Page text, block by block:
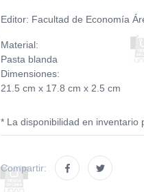
Editor: Facultad de Economía
Material:
Pasta blanda
Dimensiones:
21.5 cm x 17.8 cm x 2.5 cm
* La disponibilidad en inventario
Compartir: